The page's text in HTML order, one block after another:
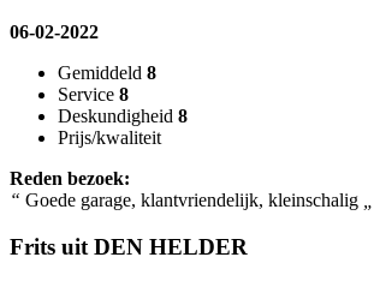
06-02-2022
Gemiddeld 8
Service 8
Deskundigheid 8
Prijs/kwaliteit
Reden bezoek:
“ Goede garage, klantvriendelijk, kleinschalig
Frits uit DEN HELDER